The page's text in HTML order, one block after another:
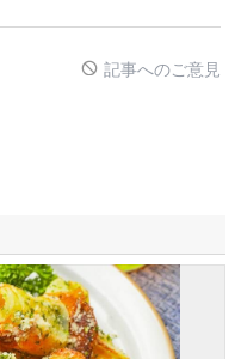
記事へのご意見